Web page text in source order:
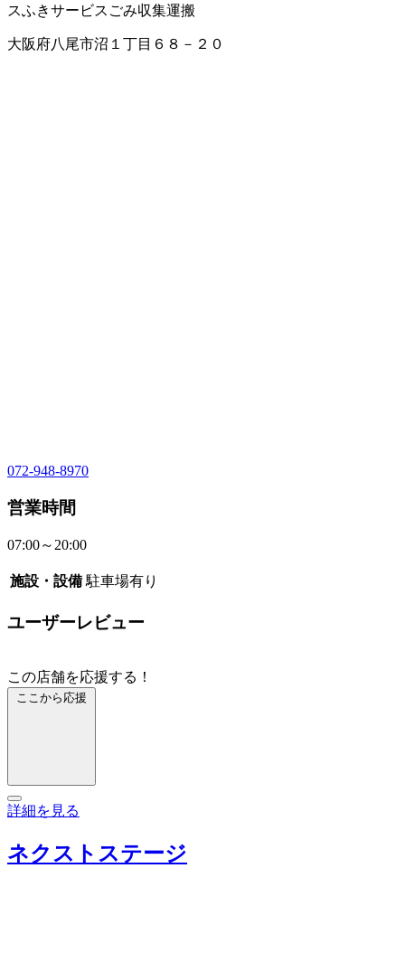
スふきサービス ごみ収集運搬
大阪府八尾市沼１丁目６８－２０
072-948-8970
営業時間
07:00～20:00
施設・設備 駐車場有り
ユーザーレビュー
この店舗を応援する！
ここから応援
詳細を見る
ネクストステージ